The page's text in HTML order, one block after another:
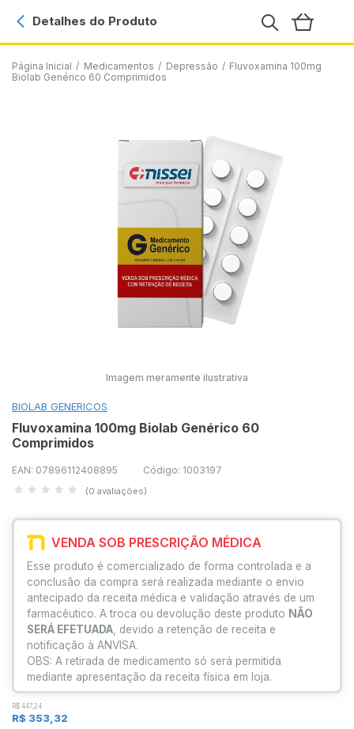
Página Inicial / Medicamentos / Depressão / Fluvoxamina 100mg
Biolab Genérico 60 Comprimidos
Detalhes do Produto
Imagem meramente ilustrativa
BIOLAB GENERICOS
Fluvoxamina 100mg Biolab Genérico 60
Comprimidos
EAN: 07896112408895 Código: 1003197
(0 avaliações)
VENDA SOB PRESCRIÇÃO MÉDICA
Esse produto é comercializado de forma controlada e a
conclusão da compra será realizada mediante o envio
antecipado da receita médica e validação através de um
farmacêutico. A troca ou devolução deste produto NÃO
SERÁ EFETUADA , devido a retenção de receita e
notificação à ANVISA.
OBS: A retirada de medicamento só será permitida
mediante apresentação da receita física em loja.
R$ 447,24
R$ 353,32